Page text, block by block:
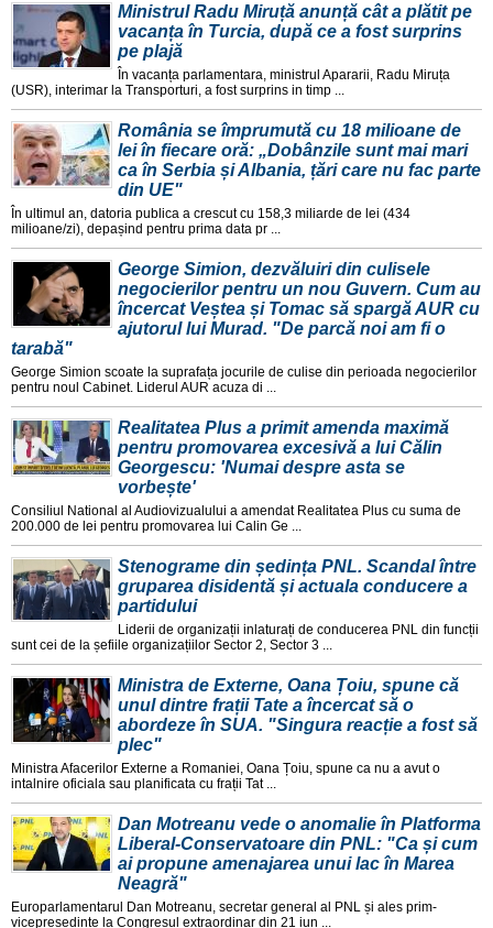
Ministrul Radu Miruță anunță cât a plătit pe
vacanța în Turcia, după ce a fost surprins
pe plajă
În vacanța parlamentara, ministrul Apararii, Radu Miruța
(USR), interimar la Transporturi, a fost surprins in timp ...
România se împrumută cu 18 milioane de
lei în fiecare oră: „Dobânzile sunt mai mari
ca în Serbia și Albania, țări care nu fac parte
din UE"
În ultimul an, datoria publica a crescut cu 158,3 miliarde de lei (434
milioane/zi), depașind pentru prima data pr ...
George Simion, dezvăluiri din culisele
negocierilor pentru un nou Guvern. Cum au
încercat Veștea și Tomac să spargă AUR cu
ajutorul lui Murad. "De parcă noi am fi o
tarabă"
George Simion scoate la suprafața jocurile de culise din perioada negocierilor
pentru noul Cabinet. Liderul AUR acuza di ...
Realitatea Plus a primit amenda maximă
pentru promovarea excesivă a lui Călin
Georgescu: 'Numai despre asta se
vorbește'
Consiliul National al Audiovizualului a amendat Realitatea Plus cu suma de
200.000 de lei pentru promovarea lui Calin Ge ...
Stenograme din ședința PNL. Scandal între
gruparea disidentă și actuala conducere a
partidului
Liderii de organizații inlaturați de conducerea PNL din funcții
sunt cei de la șefiile organizațiilor Sector 2, Sector 3 ...
Ministra de Externe, Oana Țoiu, spune că
unul dintre frații Tate a încercat să o
abordeze în SUA. "Singura reacție a fost să
plec"
Ministra Afacerilor Externe a Romaniei, Oana Țoiu, spune ca nu a avut o
intalnire oficiala sau planificata cu frații Tat ...
Dan Motreanu vede o anomalie în Platforma
Liberal-Conservatoare din PNL: "Ca și cum
ai propune amenajarea unui lac în Marea
Neagră"
Europarlamentarul Dan Motreanu, secretar general al PNL și ales prim-
vicepreședinte la Congresul extraordinar din 21 iun ...